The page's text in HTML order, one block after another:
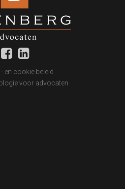
en cookie beleid
voor advocaten